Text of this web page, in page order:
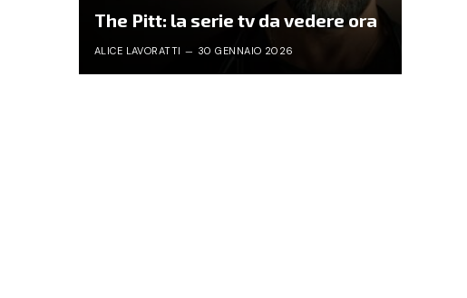
The Pitt: la serie tv da vedere ora
ALICE LAVORATTI 30 GENNAIO 2026